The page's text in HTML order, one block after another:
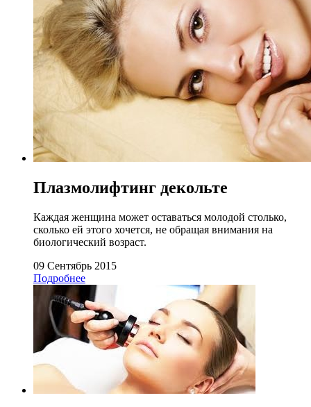
Плазмолифтинг декольте
Каждая женщина может оставаться молодой столько,
сколько ей этого хочется, не обращая внимания на
биологический возраст.
09 Сентябрь 2015
Подробнее